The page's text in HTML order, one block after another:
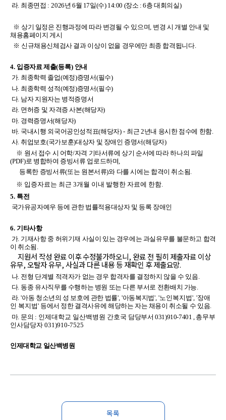
라. 최종면접 :2026년 6월 17일(수) 14:00 (장소 : 6층 대회의실)
※ 상기 일정은 진행과정에 따라 변경될 수 있으며, 변경 시 개별 안내 및
채용홈페이지 게시
※ 신규채용신체검사 결과 이상이 없을 경우에만 최종 합격됩니다.
4. 입증자료 제출(등록) 안내
가. 최종학력 졸업(예정)증명서(필수)
나. 최종학력 성적(예정)증명서(필 수)
다. 남자 지원자는 병적증명서
라. 면허증 및 자격증 사본(해당자)
마. 경력증명서(해당자)
바. 국내시행 외국어공인성적표(해당자) - 최근 2년내 응시한 점수에 한함.
사. 취업보호(국가보훈)대상자 및 장애인 증명서(해당자)
※ 원서 접수 시 어학/자격 기타서류에 상기 순서에 따라 하나의 파일
(PDF)로 병합하여 증빙서류 업로드하며
등록한 증빙서류(또는 원본서류)와 다를 시에는 합격이 취소됨
※ 입증자료는 최근 3개월 이내 발행한 자료에 한함.
5. 특전
국가유공자예우 등에 관한 법률적용대상자 및 등록 장애인
6. 기타사항
가. 기재사항 중 허위기재 사실이 있는 경우에는 과실유무를 불문하고 합격
이 취소됨
지원서 작성 완료 이후 수정불가하오니, 완료 전 필히 제출자료 이상
유무, 오탈자 유무, 사실과 다른 내용 등 재확인 후 제출요망.
나. 전형 단계별 적격자가 없는 경우 합격자를 결정하지 않을 수 있음
다. 동종 유사직무를 수행하는 병원 또는 다른 부서로 전환배치 가능.
라. '아동 청소년의 성 보호에 관한 법률', '아동복지법', '노인복지법', '장애
인 복지법' 등에서 정한 결격사유에 해당하는 자는 채용이 취소될 수 있음.
마. 문의 : 인제대학교 일산백병원 간호국 담당부서 031)910-7401 , 총무부
인사담당자 031)910-7525
인제대학교 일산백병원
목록